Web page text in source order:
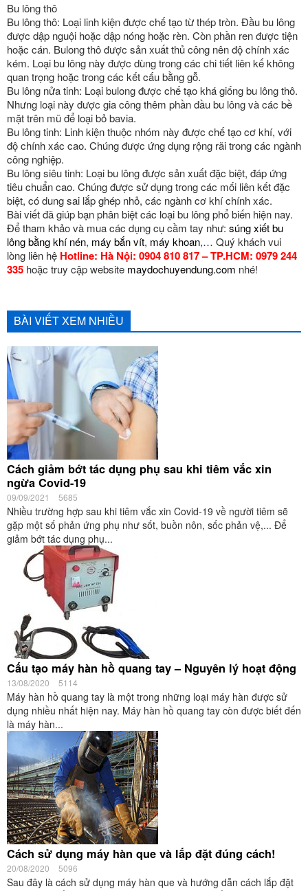
Bu lông thô
Bu lông thô: Loại linh kiện được chế tạo từ thép tròn. Đầu bu lông
được dập nguội hoặc dập nóng hoặc rèn. Còn phần ren được tiện
hoặc cán. Bulong thô được sản xuất thủ công nên độ chính xác
kém. Loại bu lông này được dùng trong các chi tiết liên kế không
quan trọng hoặc trong các kết cấu bằng gỗ.
Bu lông nửa tinh: Loại bulong được chế tạo khá giống bu lông thô.
Nhưng loại này được gia công thêm phần đầu bu lông và các bề
mặt trên mũ để loại bỏ bavia.
Bu lông tinh: Linh kiện thuộc nhóm này được chế tạo cơ khí, với
độ chính xác cao. Chúng được ứng dụng rộng rãi trong các ngành
công nghiệp.
Bu lông siêu tinh: Loại bu lông được sản xuất đặc biệt, đáp ứng
tiêu chuẩn cao. Chúng được sử dụng trong các mối liên kết đặc
biệt, có dung sai lắp ghép nhỏ, các ngành cơ khí chính xác.
Bài viết đã giúp bạn phân biệt các loại bu lông phổ biến hiện nay.
Để tham khảo và mua các dụng cụ cầm tay như: súng xiết bu
lông bằng khí nén, máy bắn vít, máy khoan,… Quý khách vui
lòng liên hệ Hotline: Hà Nội: 0904 810 817 – TP.HCM: 0979 244
335 hoặc truy cập website maydochuyendung.com nhé!
BÀI VIẾT XEM NHIỀU
Cách giảm bớt tác dụng phụ sau khi tiêm vắc xin
ngừa Covid-19
09/09/2021 5685
Nhiều trường hợp sau khi tiêm vắc xin Covid-19 về người tiêm sẽ
gặp một số phản ứng phụ như sốt, buồn nôn, sốc phản vệ,... Để
giảm bớt tác dụng phụ...
Cấu tạo máy hàn hồ quang tay – Nguyên lý hoạt động
13/08/2020 5114
Máy hàn hồ quang tay là một trong những loại máy hàn được sử
dụng nhiều nhất hiện nay. Máy hàn hồ quang tay còn được biết đến
là máy hàn...
Cách sử dụng máy hàn que và lắp đặt đúng cách!
20/08/2020 5096
Sau đây là cách sử dụng máy hàn que và hướng dẫn cách lắp đặt